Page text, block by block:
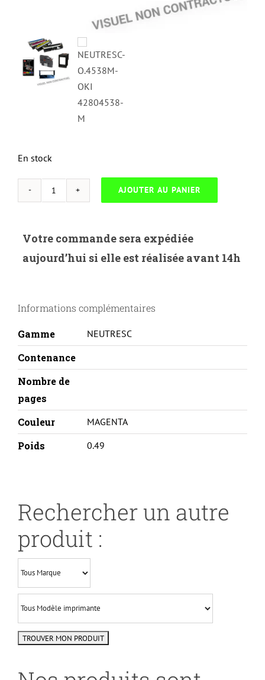
En stock
quantité
O.4538M-
OKI
AJOUTER AU PANIER
Votre commande sera expédiée
aujourd’hui si elle est réalisée avant 14h
Informations complémentaires
Gamme NEUTRESC
Contenance
Nombre de
pages
Couleur
MAGENTA
Poids 0.49
Rechercher un autre
produit :